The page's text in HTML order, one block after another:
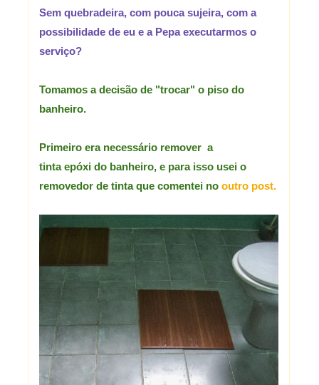
Sem quebradeira, com pouca sujeira, com a
possibilidade de eu e a Pepa executarmos o
serviço?
Tomamos a decisão de "trocar" o piso do
banheiro.
Primeiro era necessário remover a
tinta epóxi do banheiro, e para isso usei o
removedor de tinta que comentei no outro post.